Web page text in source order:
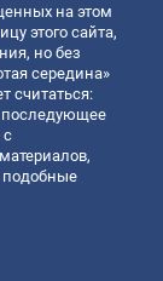
на этом
этого сайта,
но без
середина»
считаться:
последующее
с
подобные